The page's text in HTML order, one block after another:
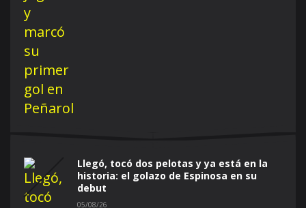
Llegó, tocó dos pelotas y ya está en la
historia: el golazo de Espinosa en su
debut
05/08/26